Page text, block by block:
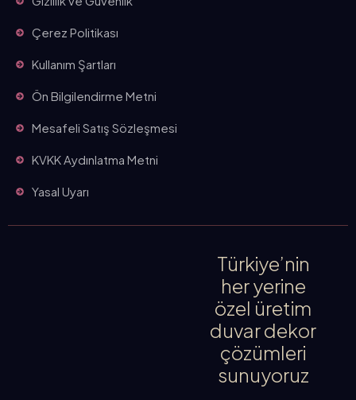
Çerez Politikası
Kullanım Şartları
Ön Bilgilendirme Metni
Mesafeli Satış Sözleşmesi
KVKK Aydınlatma Metni
Yasal Uyarı
Türkiye’nin
her yerine
özel üretim
duvar dekor
çözümleri
sunuyoruz